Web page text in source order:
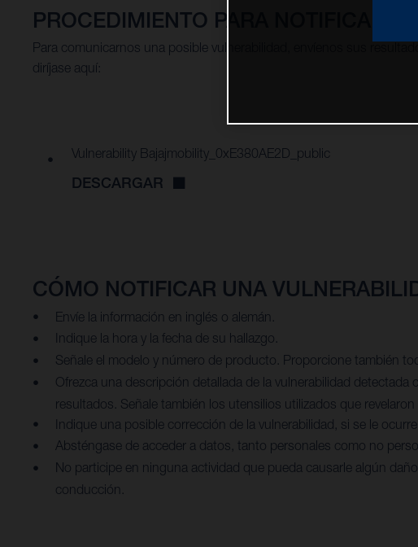
PROCEDIMIENTO PARA NOTIFICAR
Para comunicarnos una posible vulnerabilidad, envíenos sus
diríjase aquí:
Vulnerability Bajajmobility_0xE380AE2D_public
DESCARGAR
CÓMO NOTIFICAR UNA
Envíe la información en inglés o alemán.
Indique la hora y la fecha de su hallazgo.
Señale el modelo y número de producto. Proporcione también
Ofrezca una descripción detallada de la vulnerabilidad
resultados. Señale también los utensilios utilizados que revelaron
Indique una posible corrección de la vulnerabilidad, si se le ocurre
Absténgase de acceder a datos, tanto personales como no
No participe en ninguna actividad que pueda causarle algún
conducción.